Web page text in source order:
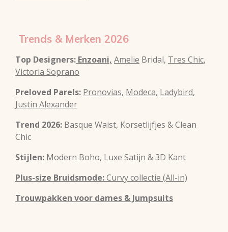
Trends & Merken 2026
Top Designers: Enzoani, Amelie Bridal, Tres Chic,
Victoria Soprano
Preloved Parels: Pronovias, Modeca, Ladybird,
Justin Alexander
Trend 2026: Basque Waist, Korsetlijfjes & Clean
Chic
Stijlen: Modern Boho, Luxe Satijn & 3D Kant
Plus-size Bruidsmode:Curvy collectie (All-in)
Trouwpakken voor dames & Jumpsuits